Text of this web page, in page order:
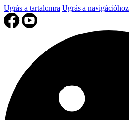
Ugrás a tartalomra Ugrás a navigációhoz